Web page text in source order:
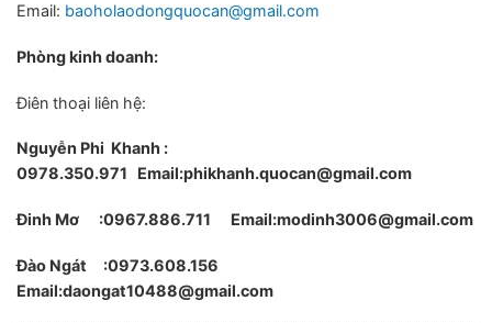
Email: baoholaodongquocan@gmail.com
Phòng kinh doanh:
Điên thoại liên hệ:
Nguyễn Phi Khanh :
0978.350.971 Email:phikhanh.quocan@gmail.com
Đinh Mơ :0967.886.711 Email:modinh3006@gmail.com
Đào Ngát :0973.608.156
Email:daongat10488@gmail.com